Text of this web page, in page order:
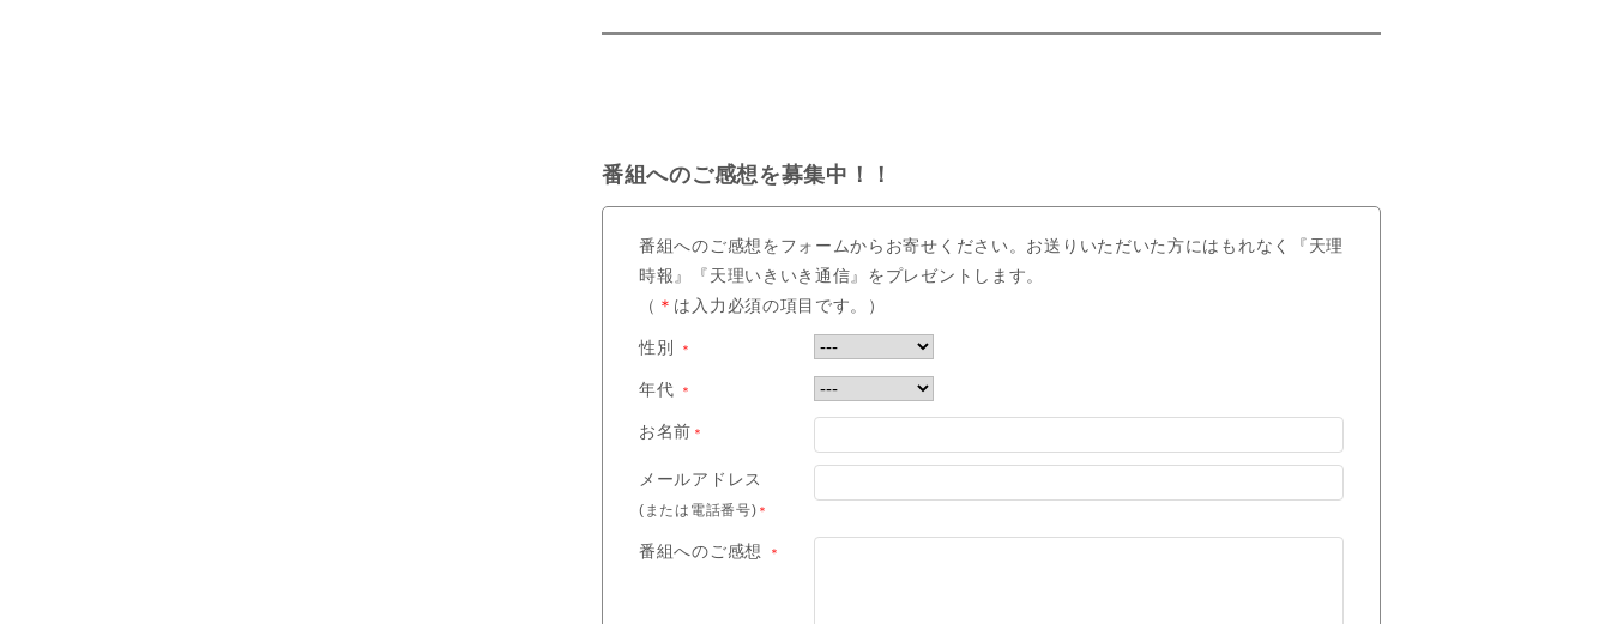
番組へのご感想を募集中！！
番組へのご感想をフォームからお寄せください。お送りいただいた方にはもれなく『天理
時報』『天理いきいき通信』をプレゼントします。
（ ＊ は入力必須の項目です。）
性別 ＊
年代 ＊
お名前 ＊
メールアドレス
(または電話番号) ＊
番組へのご感想 ＊